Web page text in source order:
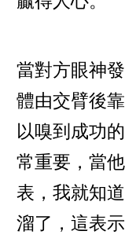
當對方眼神
體由交臂後
以嗅到成功
常重要，當
表，我就知
溜了，這表